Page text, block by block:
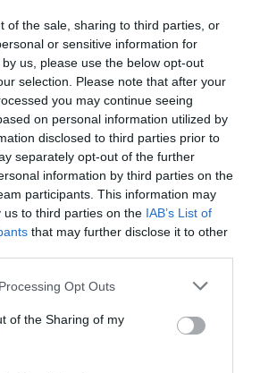
of the sale, sharing to third parties, or
or sensitive information for
us, please use the below opt-out
selection. Please note that after your
you may continue seeing
on personal information utilized by
disclosed to third parties prior to
separately opt-out of the further
information by third parties on the
participants. This information may
us to third parties on the IAB’s List of
that may further disclose it to other
website/app uses one or more Google
or usage behaviour. You may click to
to Google and its third-party tags to
specified purposes in below Google
Opt Outs
of the Sharing of my